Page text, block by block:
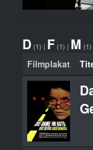
D (1) | F (1) | M (1)
Filmplakat